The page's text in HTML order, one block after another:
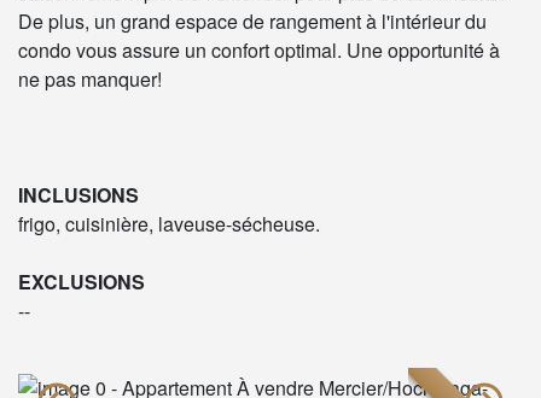
De plus, un grand espace de rangement à l'intérieur du
condo vous assure un confort optimal. Une opportunité à
ne pas manquer!
INCLUSIONS
frigo, cuisinière, laveuse-sécheuse.
EXCLUSIONS
--